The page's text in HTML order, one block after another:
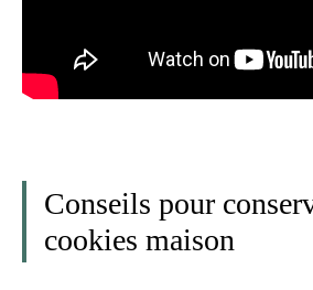
Conseils pour
cookies maison